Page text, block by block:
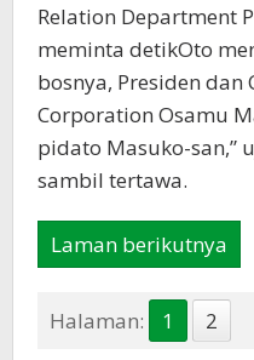
Relation Department
meminta detikOto
bosnya, Presiden
Corporation Osamu
pidato Masuko-san,”
sambil tertawa.
Laman berikutnya
Halaman: 1 2